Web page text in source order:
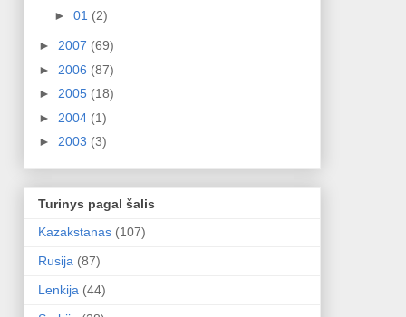
► 01 (2)
► 2007 (69)
► 2006 (87)
► 2005 (18)
► 2004 (1)
► 2003 (3)
Turinys pagal šalis
Kazakstanas (107)
Rusija (87)
Lenkija (44)